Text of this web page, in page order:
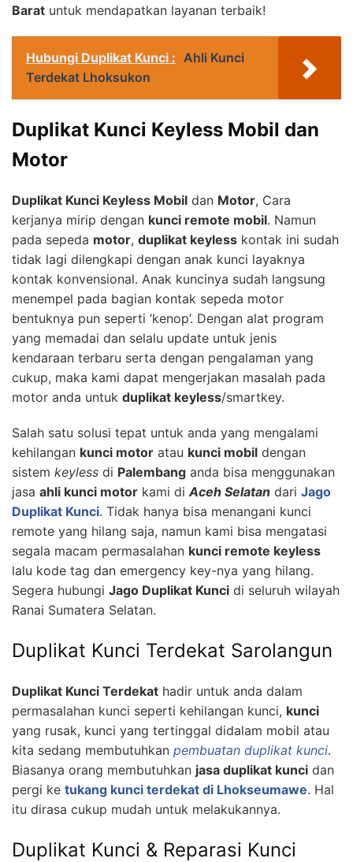
Barat untuk mendapatkan layanan terbaik!
Hubungi Duplikat Kunci : Ahli Kunci
Terdekat Lhoksukon
Duplikat Kunci Keyless Mobil dan
Motor
Duplikat Kunci Keyless Mobil dan Motor, Cara
kerjanya mirip dengan kunci remote mobil. Namun
pada sepeda motor, duplikat keyless kontak ini sudah
tidak lagi dilengkapi dengan anak kunci layaknya
kontak konvensional. Anak kuncinya sudah langsung
menempel pada bagian kontak sepeda motor
bentuknya pun seperti ‘kenop’. Dengan alat program
yang memadai dan selalu update untuk jenis
kendaraan terbaru serta dengan pengalaman yang
cukup, maka kami dapat mengerjakan masalah pada
motor anda untuk duplikat keyless/smartkey.
Salah satu solusi tepat untuk anda yang mengalami
kehilangan kunci motor atau kunci mobil dengan
sistem keyless di Palembang anda bisa menggunakan
jasa ahli kunci motor kami di Aceh Selatan dari Jago
Duplikat Kunci. Tidak hanya bisa menangani kunci
remote yang hilang saja, namun kami bisa mengatasi
segala macam permasalahan kunci remote keyless
lalu kode tag dan emergency key-nya yang hilang.
Segera hubungi Jago Duplikat Kunci di seluruh wilayah
Ranai Sumatera Selatan.
Duplikat Kunci Terdekat Sarolangun
Duplikat Kunci Terdekat hadir untuk anda dalam
permasalahan kunci seperti kehilangan kunci, kunci
yang rusak, kunci yang tertinggal didalam mobil atau
kita sedang membutuhkan pembuatan duplikat kunci.
Biasanya orang membutuhkan jasa duplikat kunci dan
pergi ke tukang kunci terdekat di Lhokseumawe. Hal
itu dirasa cukup mudah untuk melakukannya.
Duplikat Kunci & Reparasi Kunci